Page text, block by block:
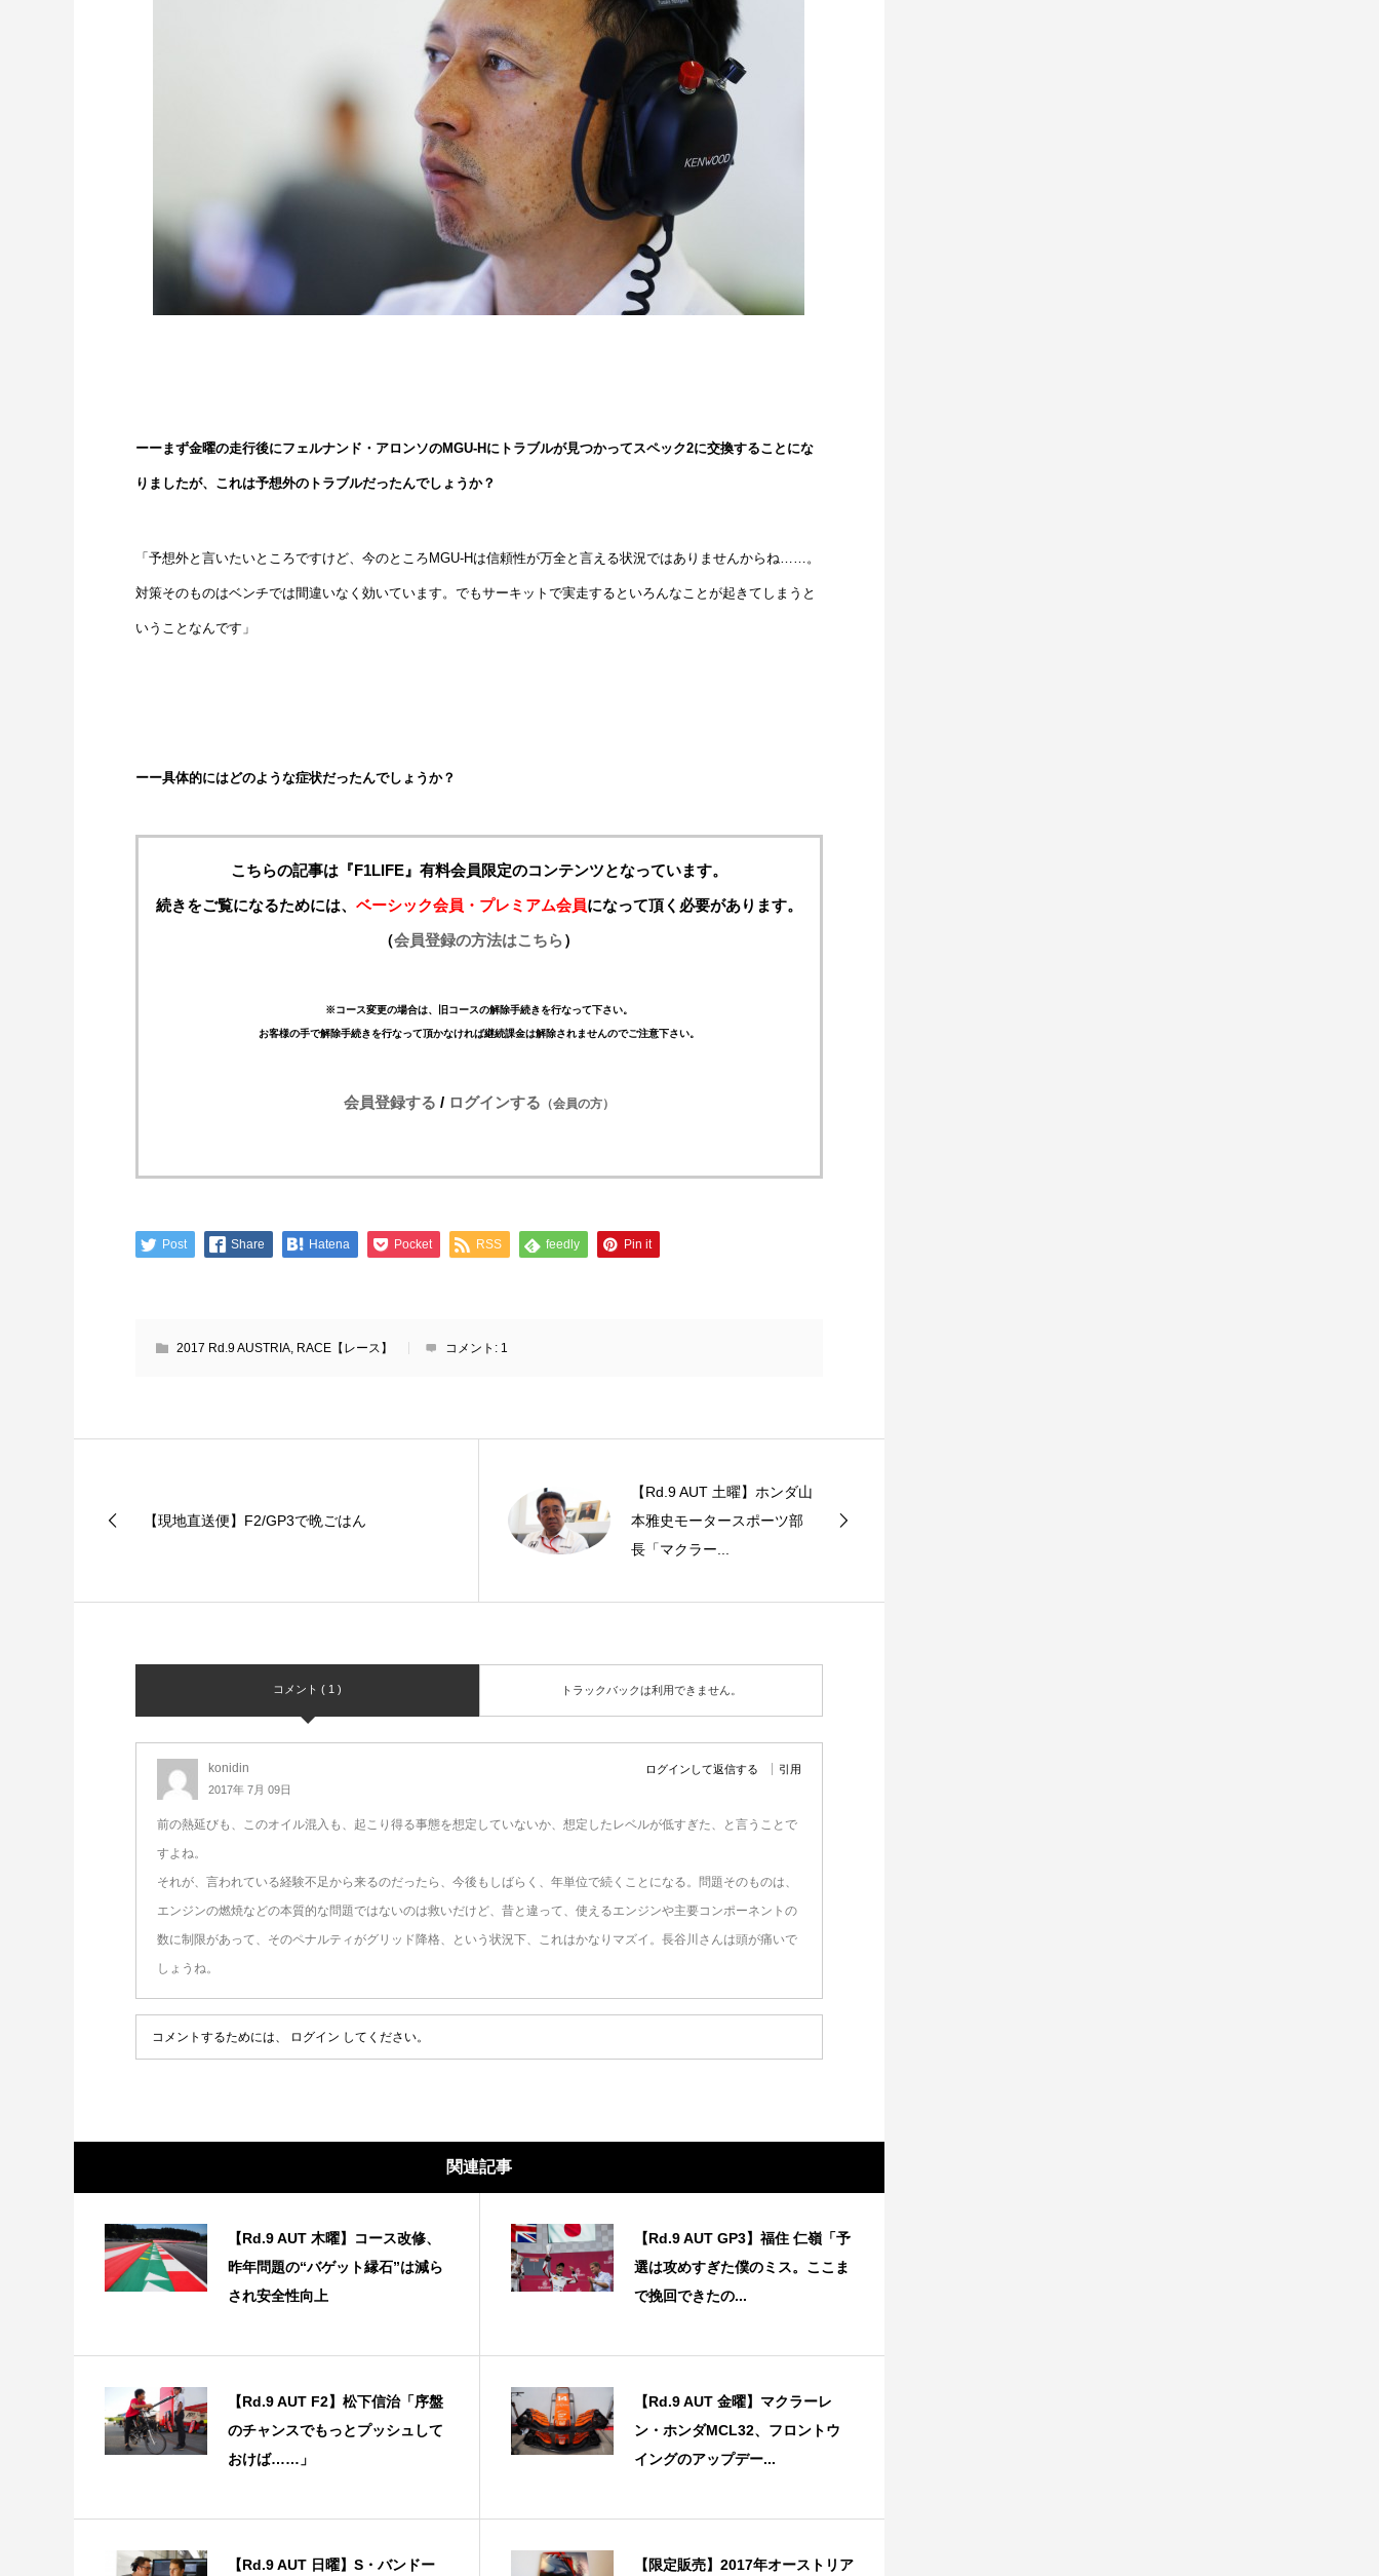
ーーまず金曜の走行後にフェルナンド・アロンソのMGU-Hにトラブルが見つかってスペック2に交換することにな
りましたが、これは予想外のトラブルだったんでしょうか？
「予想外と言いたいところですけど、今のところMGU-Hは信頼性が万全と言える状況ではありませんからね……。
対策そのものはベンチでは間違いなく効いています。でもサーキットで実走するといろんなことが起きてしまうと
いうことなんです」
ーー具体的にはどのような症状だったんでしょうか？
こちらの記事は『F1LIFE』有料会員限定のコンテンツとなっています。
続きをご覧になるためには、 ベーシック会員・プレミアム会員になって頂く必要があります。
（会員登録の方法はこちら）
※コース変更の場合は、旧コースの解除手続きを行なって下さい。
お客様の手で解除手続きを行なって頂かなければ継続課金は解除されませんのでご注意下さい。
会員登録する / ログインする （会員の方）
Post Share Hatena Pocket RSS feedly Pin it
2017 Rd.9 AUSTRIA, RACE【レース】 コメント: 1
【現地直送便】F2/GP3で晩ごはん
【Rd.9 AUT 土曜】ホンダ山
本雅史モータースポーツ部
長「マクラー...
コメント ( 1 ) トラックバックは利用できません。
konidin
2017年 7月 09日
ログインして返信する 引用
前の熱延びも、このオイル混入も、起こり得る事態を想定していないか、想定したレベルが低すぎた、と言うことで
すよね。
それが、言われている経験不足から来るのだったら、今後もしばらく、年単位で続くことになる。問題そのものは、
エンジンの燃焼などの本質的な問題ではないのは救いだけど、昔と違って、使えるエンジンや主要コンポーネントの
数に制限があって、そのペナルティがグリッド降格、という状況下、これはかなりマズイ。長谷川さんは頭が痛いで
しょうね。
コメントするためには、 ログイン してください。
関連記事
【Rd.9 AUT 木曜】コース改修、
昨年問題の“バゲット縁石”は減ら
され安全性向上
【Rd.9 AUT GP3】福住 仁嶺「予
選は攻めすぎた僕のミス。ここま
で挽回できたの...
【Rd.9 AUT F2】松下信治「序盤
のチャンスでもっとプッシュして
おけば……」
【Rd.9 AUT 金曜】マクラーレ
ン・ホンダMCL32、フロントウ
イングのアップデー...
【Rd.9 AUT 日曜】S・バンドー 【限定販売】2017年オーストリア